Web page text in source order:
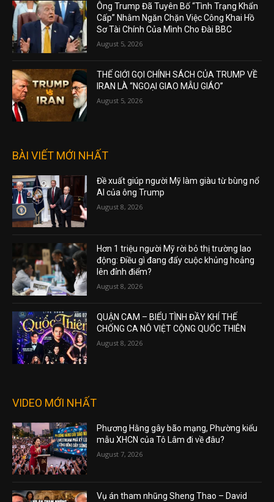
Ông Trump Đã Tuyên Bố “Tình Trạng Khẩn
Cấp” Nhằm Ngăn Chặn Việc Công Khai Hồ
Sơ Tài Chính Của Mình Cho Đài BBC
August 5, 2026
THẾ GIỚI GỌI CHÍNH SÁCH CỦA TRUMP VỀ
IRAN LÀ “NGOẠI GIAO MẪU GIÁO”
August 5, 2026
BÀI VIẾT MỚI NHẤT
Đề xuất giúp người Mỹ làm giàu từ bùng nổ
AI của ông Trump
August 8, 2026
Hơn 1 triệu người Mỹ rời bỏ thị trường lao
động: Điều gì đang đẩy cuộc khủng hoảng
lên đỉnh điểm?
August 8, 2026
QUẬN CAM – BIỂU TÌNH ĐẦY KHÍ THẾ
CHỐNG CA NÔ VIỆT CỘNG QUỐC THIÊN
August 8, 2026
VIDEO MỚI NHẤT
Phương Hằng gây bão mạng, Phường kiểu
mẫu XHCN của Tô Lâm đi về đâu?
August 7, 2026
Vụ án tham nhũng Sheng Thao – David